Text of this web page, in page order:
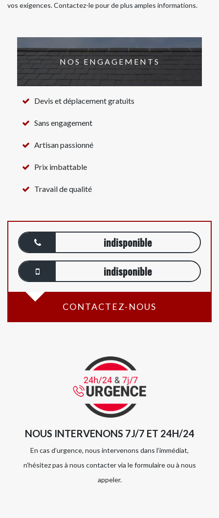
vos exigences. Contactez-le pour de plus amples informations.
NOS ENGAGEMENTS
Devis et déplacement gratuits
Sans engagement
Artisan passionné
Prix imbattable
Travail de qualité
indisponible
indisponible
CONTACTEZ-NOUS
NOUS INTERVENONS 7J/7 ET 24H/24
En cas d’urgence, nous intervenons dans l’immédiat,
n’hésitez pas à nous contacter via le formulaire ou à nous
appeler.